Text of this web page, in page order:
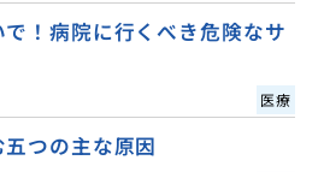
！病院に行くべき危険なサ
医療
つの主な原因